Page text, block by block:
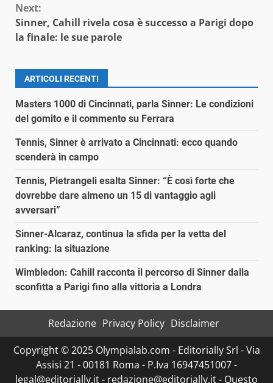
Next:
Sinner, Cahill rivela cosa è successo a Parigi dopo
la finale: le sue parole
ARTICOLI RECENTI
Masters 1000 di Cincinnati, parla Sinner: Le condizioni
del gomito e il commento su Ferrara
Tennis, Sinner è arrivato a Cincinnati: ecco quando
scenderà in campo
Tennis, Pietrangeli esalta Sinner: “È così forte che
dovrebbe dare almeno un 15 di vantaggio agli
avversari”
Sinner-Alcaraz, continua la sfida per la vetta del
ranking: la situazione
Wimbledon: Cahill racconta il percorso di Sinner dalla
sconfitta a Parigi fino alla vittoria a Londra
Redazione Privacy Policy Disclaimer
Copyright © 2025 Olympialab.com - Editorially Srl - Via
Assisi 21 - 00181 Roma - P.Iva 16947451007 -
legal@editorially.it - redazione@editorially.it - Questo